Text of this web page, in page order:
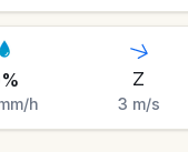
%
h
Z
3 m/s